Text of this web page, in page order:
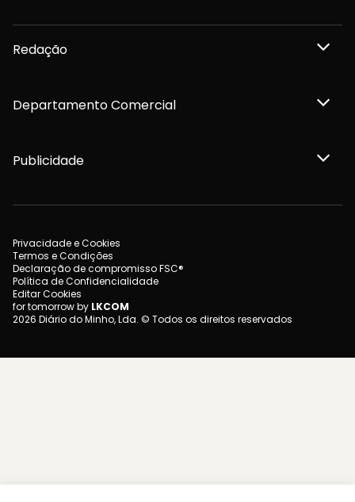
Redação
Departamento Comercial
Publicidade
Privacidade e Cookies
Termos e Condições
Declaração de compromisso FSC®
Política de Confidencialidade
Editar Cookies
for tomorrow by LKCOM
2026 Diário do Minho, Lda. © Todos os direitos reservados